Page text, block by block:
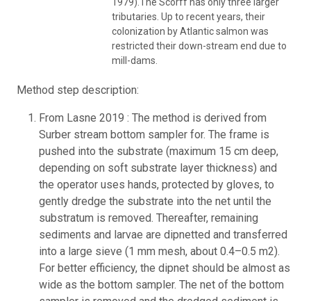
tributaries. Up to recent years, their
colonization by Atlantic salmon was
restricted their down-stream end due to
mill-dams.
Method step description:
From Lasne 2019 : The method is derived from
Surber stream bottom sampler for. The frame is
pushed into the substrate (maximum 15 cm deep,
depending on soft substrate layer thickness) and
the operator uses hands, protected by gloves, to
gently dredge the substrate into the net until the
substratum is removed. Thereafter, remaining
sediments and larvae are dipnetted and transferred
into a large sieve (1 mm mesh, about 0.4–0.5 m2).
For better efficiency, the dipnet should be almost as
wide as the bottom sampler. The net of the bottom